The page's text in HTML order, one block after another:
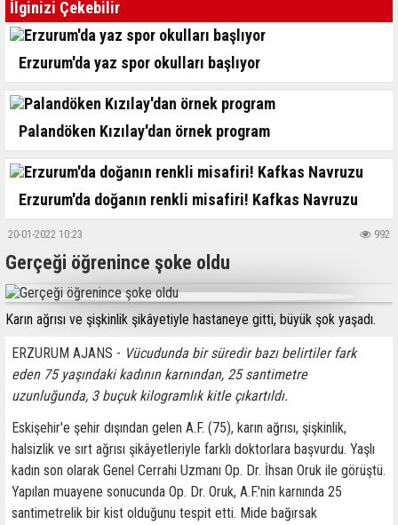
İlginizi Çekebilir
Erzurum'da yaz spor okulları başlıyor
Palandöken Kızılay'dan örnek program
Erzurum'da doğanın renkli misafiri! Kafkas Navruzu
20-01-2022 10:23 992
Gerçeği öğrenince şoke oldu
Karın ağrısı ve şişkinlik şikâyetiyle hastaneye gitti, büyük şok yaşadı.
ERZURUM AJANS - Vücudunda bir süredir bazı belirtiler fark
eden 75 yaşındaki kadının karnından, 25 santimetre
uzunluğunda, 3 buçuk kilogramlık kitle çıkartıldı.
Eskişehir'e şehir dışından gelen A.F. (75), karın ağrısı, şişkinlik,
halsizlik ve sırt ağrısı şikâyetleriyle farklı doktorlara başvurdu. Yaşlı
kadın son olarak Genel Cerrahi Uzmanı Op. Dr. İhsan Oruk ile görüştü.
Yapılan muayene sonucunda Op. Dr. Oruk, A.F.'nin karnında 25
santimetrelik bir kist olduğunu tespit etti. Mide bağırsak